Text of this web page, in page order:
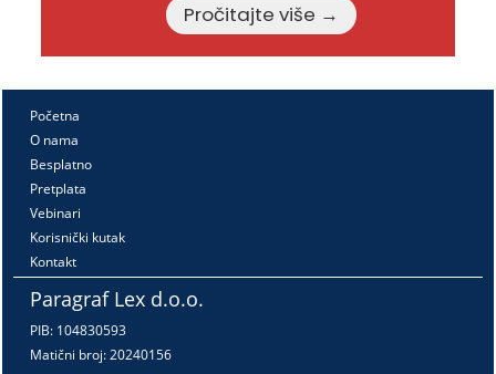
Pročitajte više →
Početna
O nama
Besplatno
Pretplata
Vebinari
Korisnički kutak
Kontakt
Paragraf Lex d.o.o.
PIB: 104830593
Matični broj: 20240156